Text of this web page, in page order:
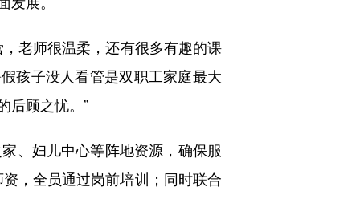
老师很温柔，还有很多有趣的课
孩子没人看管是双职工家庭最大
后顾之忧。”
妇儿中心等阵地资源，确保服
，全员通过岗前培训；同时联合